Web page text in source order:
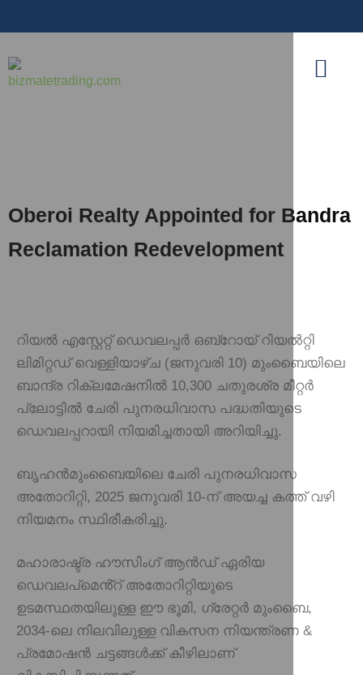
Oberoi Realty Appointed for Bandra
Reclamation Redevelopment
റിയൽ എസ്റ്റേറ്റ് ഡെവലപ്പർ ഒബ്‌റോയ് റിയൽറ്റി
ലിമിറ്റഡ് വെള്ളിയാഴ്ച (ജനുവരി 10) മുംബൈയിലെ
ബാന്ദ്ര റിക്ലമേഷനിൽ 10,300 ചതുരശ്ര മീറ്റർ
പ്ലോട്ടിൽ ചേരി പുനരധിവാസ പദ്ധതിയുടെ
ഡെവലപ്പറായി നിയമിച്ചതായി അറിയിച്ചു.
ബൃഹൻമുംബൈയിലെ ചേരി പുനരധിവാസ
അതോറിറ്റി, 2025 ജനുവരി 10-ന് അയച്ച കത്ത് വഴി
നിയമനം സ്ഥിരീകരിച്ചു.
മഹാരാഷ്ട്ര ഹൗസിംഗ് ആൻഡ് ഏരിയ
ഡെവലപ്‌മെൻ്റ് അതോറിറ്റിയുടെ
ഉടമസ്ഥതയിലുള്ള ഈ ഭൂമി, ഗ്രേറ്റർ മുംബൈ,
2034-ലെ നിലവിലുള്ള വികസന നിയന്ത്രണ &
പ്രമോഷൻ ചട്ടങ്ങൾക്ക് കീഴിലാണ്